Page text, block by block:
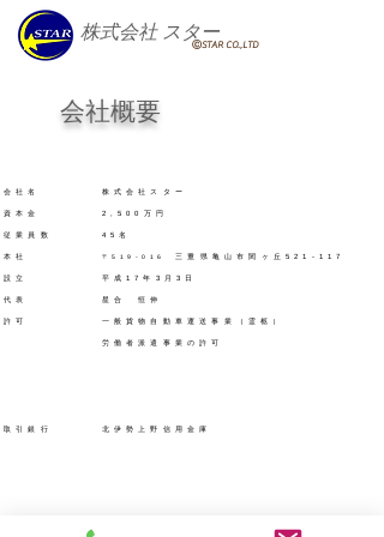
株式会社 スター
ⒸSTAR CO.,LTD
​会社概要
会社名 株式会社スター
資本金 2,500万円
従業員数 45名
本社 〒519-016三重県亀山市関ヶ丘521-117
設立 平成17年3月3日
​代表 星合 恒伸
許可 一般貨物自動車運送事業（霊柩）
労働者派遣事業の許可
取引銀行 北伊勢上野信用金庫